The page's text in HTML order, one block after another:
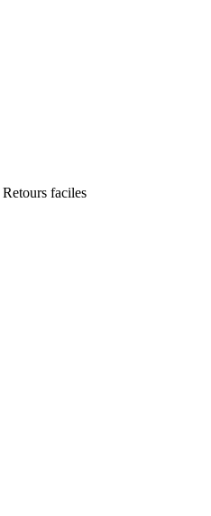
Retours faciles